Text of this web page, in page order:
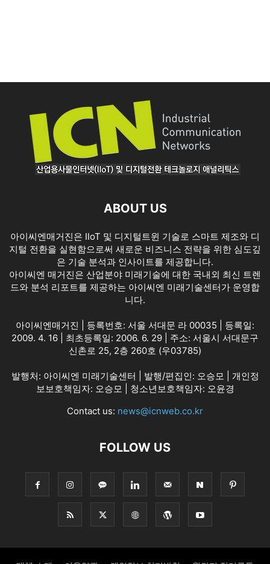
ABOUT US
아이씨엔매거진은 IIoT 및 디지털트윈 기술로 스마트 제조와 디
지털 전환을 실현함으로써 새로운 비즈니스 전략을 위한 심도깊
은 기술 분석과 인사이트를 제공합니다.
아이씨엔 매거진은 산업분야 미래기술에 대한 국내외 최신 트렌
드와 분석 리포트를 제공하는 아이씨엔 미래기술센터가 운영합
니다.
아이씨엔매거진 | 등록번호: 서울 서대문 라 00035 | 등록일:
2009. 4. 16 | 최초등록일: 2006. 6. 29 | 주소: 서울시 서대문구
신촌로 25, 2층 260호 (우03785)
발행처: 아이씨엔 미래기술센터 | 발행/편집인: 오승모 | 개인정
보보호책임자: 오승모 | 청소년보호책임자: 오윤경
Contact us: news@icnweb.co.kr
FOLLOW US